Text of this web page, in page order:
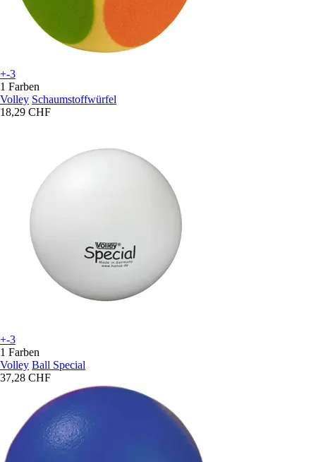
+-3
1 Farben
Volley Schaumstoffwürfel
18,29 CHF
+-3
1 Farben
Volley Ball Special
37,28 CHF